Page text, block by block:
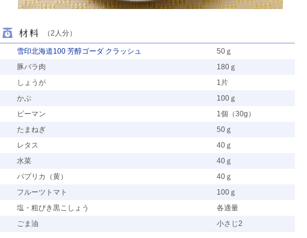
（2人分）
雪印北海道100 芳醇ゴーダ クラッシュ
50ｇ
豚バラ肉
180ｇ
しょうが
1片
かぶ
100ｇ
ピーマン
1個（30g）
たまねぎ
50ｇ
レタス
40ｇ
水菜
40ｇ
パプリカ（黄）
40ｇ
フルーツトマト
100ｇ
塩・粗びき黒こしょう
各適量
ごま油
小さじ2